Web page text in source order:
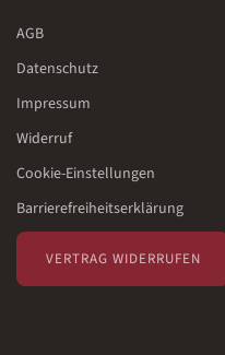
AGB
Datenschutz
Impressum
Widerruf
Cookie-Einstellungen
Barrierefreiheitserklärung
VERTRAG WIDERRUFEN